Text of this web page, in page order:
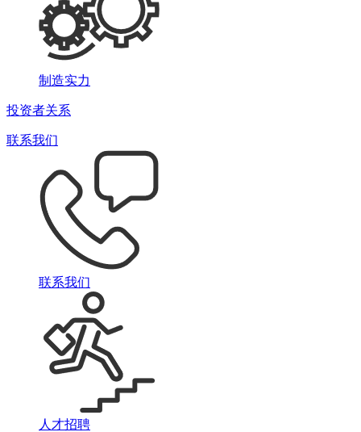
制造实力
投资者关系
联系我们
联系我们
人才招聘